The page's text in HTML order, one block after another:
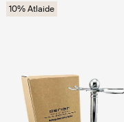
10% Atlaide